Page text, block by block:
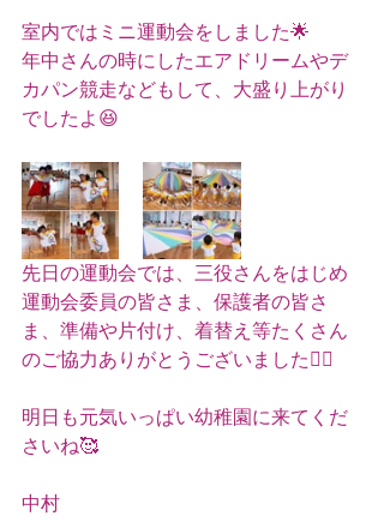
室内ではミニ運動会をしました🌟
年中さんの時にしたエアドリームやデ
カパン競走などもして、大盛り上がり
でしたよ😆
先日の運動会では、三役さんをはじめ
運動会委員の皆さま、保護者の皆さ
ま、準備や片付け、着替え等たくさん
のご協力ありがとうございました🙇‍♀️
明日も元気いっぱい幼稚園に来てくだ
さいね🥰
中村